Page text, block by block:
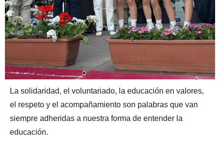
La solidaridad, el voluntariado, la educación en valores,
el respeto y el acompañamiento son palabras que van
siempre adheridas a nuestra forma de entender la
educación.